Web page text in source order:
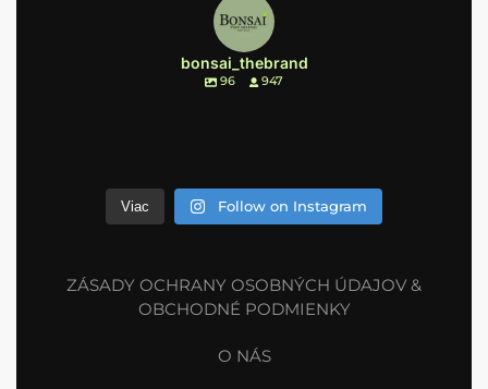
bonsai_thebrand
96 947
Viac Follow on Instagram
ZÁSADY OCHRANY OSOBNÝCH ÚDAJOV &
OBCHODNÉ PODMIENKY
O NÁS